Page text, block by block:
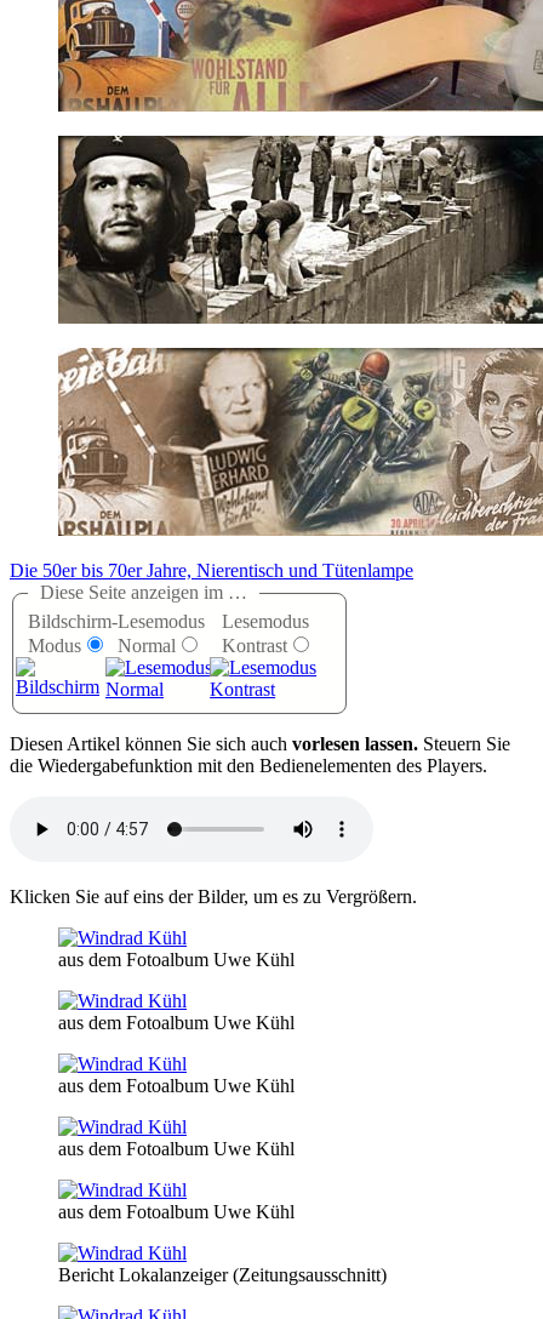
Die 50er bis 70er Jahre, Nierentisch und Tütenlampe
Diese Seite anzeigen im …
Bildschirm-
Modus
Lesemodus
Normal
Lesemodus
Kontrast
Diesen Artikel können Sie sich auch vorlesen lassen. Steuern Sie
die Wiedergabefunktion mit den Bedienelementen des Players.
Klicken Sie auf eins der Bilder, um es zu Vergrößern.
aus dem Fotoalbum Uwe Kühl
aus dem Fotoalbum Uwe Kühl
aus dem Fotoalbum Uwe Kühl
aus dem Fotoalbum Uwe Kühl
aus dem Fotoalbum Uwe Kühl
Bericht Lokalanzeiger (Zeitungsausschnitt)